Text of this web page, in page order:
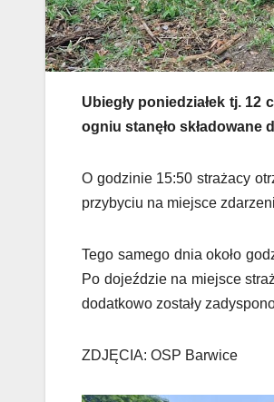
Ubiegły poniedziałek tj.
ogniu stanęło składowane
O godzinie 15:50 strażacy
przybyciu na miejsce
Tego samego dnia około
Po dojeździe na miejsce
dodatkowo zostały
ZDJĘCIA: OSP Barwice